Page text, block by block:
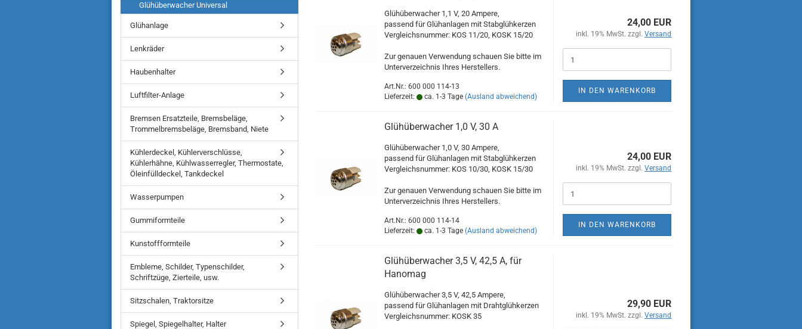
Glühüberwacher 1,1 V, 20 Ampere,
passend für Glühanlagen mit Stabglühkerzen
Vergleichsnummer: KOS 11/20, KOSK 15/20
Zur genauen Verwendung schauen Sie bitte im
Unterverzeichnis Ihres Herstellers.
Art.Nr.: 600 000 114-13
Lieferzeit:
ca. 1-3 Tage (Ausland abweichend)
24,00 EUR
inkl. 19% MwSt. zzgl.Versand
IN DEN WARENKORB
Glühüberwacher 1,0 V, 30 A
Glühüberwacher 1,0 V, 30 Ampere,
passend für Glühanlagen mit Stabglühkerzen
Vergleichsnummer: KOS 10/30, KOSK 15/30
Zur genauen Verwendung schauen Sie bitte im
Unterverzeichnis Ihres Herstellers.
Art.Nr.: 600 000 114-14
Lieferzeit:
ca. 1-3 Tage (Ausland abweichend)
24,00 EUR
inkl. 19% MwSt. zzgl.Versand
IN DEN WARENKORB
Glühüberwacher 3,5 V, 42,5 A, für
Hanomag
Glühüberwacher 3,5 V, 42,5 Ampere,
passend für Glühanlagen mit Drahtglühkerzen
Vergleichsnummer: KOSK 35
29,90 EUR
inkl. 19% MwSt. zzgl.Versand
Glühüberwacher Universal
Glühanlage
Lenkräder
Haubenhalter
Luftfilter-Anlage
Bremsen Ersatzteile, Bremsbeläge,
Trommelbremsbeläge, Bremsband, Niete
Kühlerdeckel, Kühlerverschlüsse,
Kühlerhähne, Kühlwasserregler, Thermostate,
Öleinfülldeckel, Tankdeckel
Wasserpumpen
Gummiformteile
Kunstoffformteile
Embleme, Schilder, Typenschilder,
Schriftzüge, Zierteile, usw.
Sitzschalen, Traktorsitze
Spiegel, Spiegelhalter, Halter